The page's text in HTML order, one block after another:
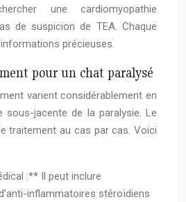
une cardiomyopathie
de suspicion de TEA. Chaque
précieuses.
pour un chat paralysé
varient considérablement en
jacente de la paralysie. Le
traitement au cas par cas. Voici
:** Il peut inclure
inflammatoires stéroïdiens